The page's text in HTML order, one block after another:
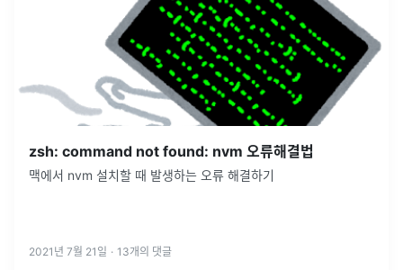
zsh: command not found: nvm 오류해결법
맥에서 nvm 설치할 때 발생하는 오류 해결하기
2021년 7월 21일 · 13개의 댓글